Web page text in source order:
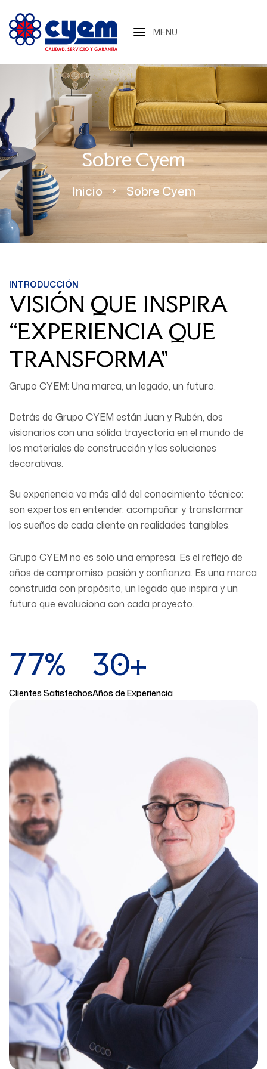
MENU
Sobre Cyem
Inicio Sobre Cyem
INTRODUCCIÓN
VISIÓN QUE INSPIRA
“EXPERIENCIA QUE
TRANSFORMA"
Grupo CYEM: Una marca, un legado, un futuro.
Detrás de Grupo CYEM están Juan y Rubén, dos
visionarios con una sólida trayectoria en el mundo de
los materiales de construcción y las soluciones
decorativas.
Su experiencia va más allá del conocimiento técnico:
son expertos en entender, acompañar y transformar
los sueños de cada cliente en realidades tangibles.
Grupo CYEM no es solo una empresa. Es el reflejo de
años de compromiso, pasión y confianza. Es una marca
construida con propósito, un legado que inspira y un
futuro que evoluciona con cada proyecto.
89%
Clientes Satisfechos
35+
Años de Experiencia